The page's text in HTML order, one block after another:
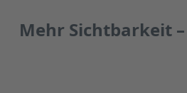
Mehr Sichtbarkeit